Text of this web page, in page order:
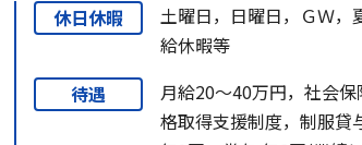
休日休暇
土曜日，日曜日，ＧＷ，
給休暇等
待遇
月給20～40万円，社会
格取得支援制度，制服貸